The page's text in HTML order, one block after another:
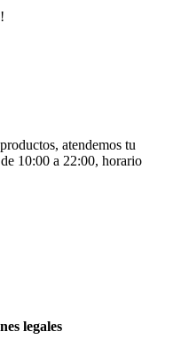
atendemos tu
10:00 a 22:00, horario
legales